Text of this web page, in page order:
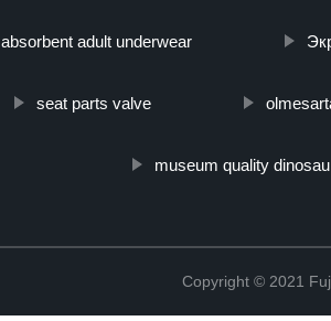
absorbent adult underwear
seat parts valve
museum quality
Copyright © 2021